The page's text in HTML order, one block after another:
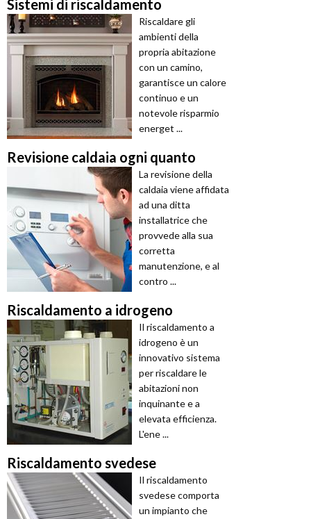
Sistemi di riscaldamento
Riscaldare gli
ambienti della
propria abitazione
con un camino,
garantisce un calore
continuo e un
notevole risparmio
energet ...
Revisione caldaia ogni quanto
La revisione della
caldaia viene affidata
ad una ditta
installatrice che
provvede alla sua
corretta
manutenzione, e al
contro ...
Riscaldamento a idrogeno
Il riscaldamento a
idrogeno è un
innovativo sistema
per riscaldare le
abitazioni non
inquinante e a
elevata efficienza.
L'ene ...
Riscaldamento svedese
Il riscaldamento
svedese comporta
un impianto che